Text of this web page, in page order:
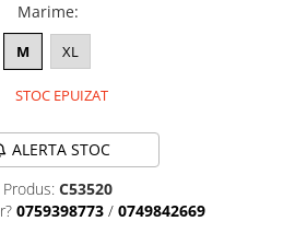
Marime:
M XL
STOC EPUIZAT
ALERTA STOC
C53520
0759398773 / 0749842669